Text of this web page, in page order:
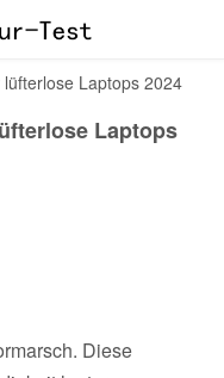
Laptops 2024
Laptops
Diese